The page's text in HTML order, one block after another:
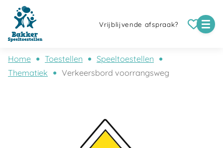
Vrijblijvende afspraak?
Home Toestellen
Speeltoestellen
Thematiek
Verkeersbord voorrangsweg